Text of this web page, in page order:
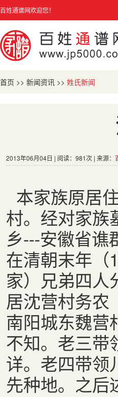
百姓通谱网欢迎您！
首页 >> 新闻资讯 >> 姓氏新闻
2013年06月04日 | 阅读：981次 | 来源：
本家族原居
村。经对家族
乡---安徽省谯
在清朝末年（
家）兄弟四人
居沈营村务农
南阳城东魏营
不知。老三带
详。老四带领
先种地。之后